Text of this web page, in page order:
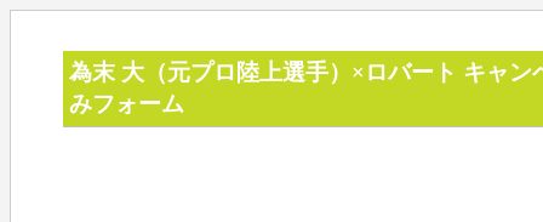
為末 大（元プロ陸上選手）×ロバート キャ
みフォーム